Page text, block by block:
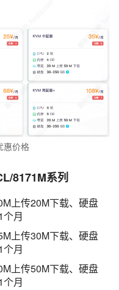
惠价格
8171M系列
上传20M下载、硬盘
月
上传30M下载、硬盘
月
上传50M下载、硬盘
月